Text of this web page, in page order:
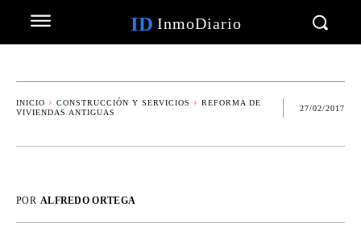
ID InmoDiario
INICIO CONSTRUCCIÓN Y SERVICIOS
REFORMA DE
VIVIENDAS ANTIGUAS
27/02/2017
POR ALFREDO ORTEGA